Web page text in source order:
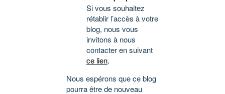
Si vous souhaitez
rétablir l’accès à votre
blog, nous vous
invitons à nous
contacter en suivant
ce lien.
Nous espérons que ce blog
pourra être de nouveau